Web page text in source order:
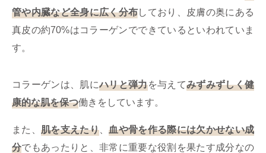
管や内臓など全身に広く分布しており、皮膚の奥にある
真皮の約70%はコラーゲンでできているといわれていま
す。
コラーゲンは、肌にハリと弾力を与えてみずみずしく健
康的な肌を保つ働きをしています。
また、 肌を支えたり 、血や骨を作る際には欠かせない成
分でもあったりと、非常に重要な役割を果たす成分なの